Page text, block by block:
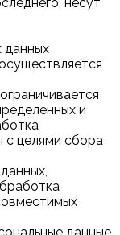
данных
и
с целями сбора